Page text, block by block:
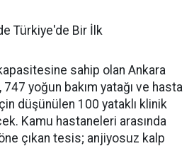
Türkiye'de Bir İlk
sahip olan Ankara
yoğun bakım yatağı ve hasta
düşünülen 100 yataklı klinik
Kamu hastaneleri arasında
çıkan tesis; anjiyosuz kalp